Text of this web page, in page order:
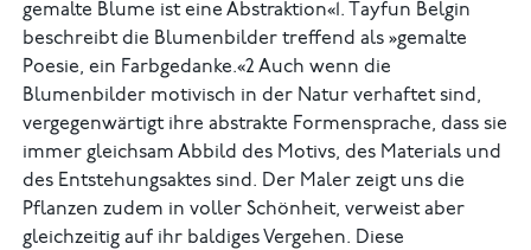
gemalte Blume ist eine Abstraktion«1. Tayfun Belgin
beschreibt die Blumenbilder treffend als »gemalte
Poesie, ein Farbgedanke.«2 Auch wenn die
Blumenbilder motivisch in der Natur verhaftet sind,
vergegenwärtigt ihre abstrakte Formensprache, dass sie
immer gleichsam Ab­­bild des Motivs, des Materials und
des Entstehungsaktes sind. Der Maler zeigt uns die
Pflanzen zudem in voller Schönheit, verweist aber
gleichzeitig auf ihr baldiges Vergehen. Diese